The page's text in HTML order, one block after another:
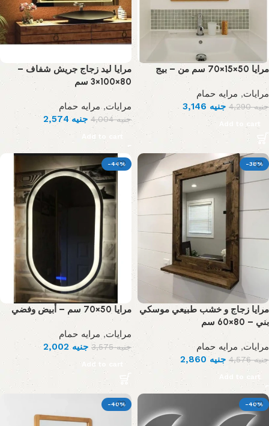
مرايا 50×15×70 سم من – بيج
مرايات, مرايه حمام
جنيه4,290 جنيه
Add to cart
مرايا ليد زجاج جريش شفاف –
80×100×3 سم
مرايات,مرايه حمام
جنيه4,004 جنيه2,574
Add to cart
-38%
مرايا زجاج و خشب طبيعي موسكي
بني – 80×60 سم
مرايات, مرايه حمام
جنيه4,576 جنيه2,860
-44%
مرايا 50×70 سم – أبيض وفضي
مرايات, مرايه حمام
جنيه3,575 جنيه2,002
Add to cart
-40%
-40%